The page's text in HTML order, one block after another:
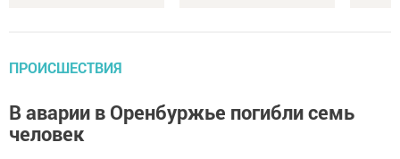
ПРОИСШЕСТВИЯ
В аварии в Оренбуржье погибли семь
человек